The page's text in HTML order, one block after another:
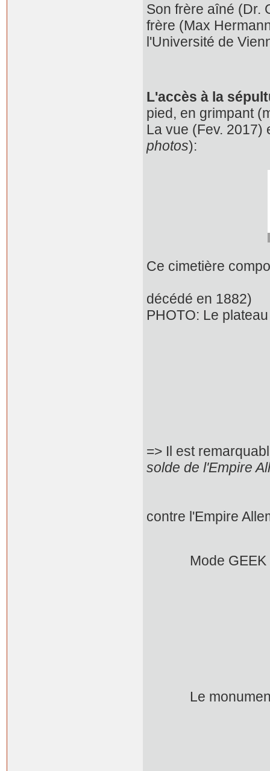
Son frère aîné (Dr.
frère (Max
l'Université de
L'accès à la
pied, en grimpant
La vue (Fev. 2017)
photos):
Ce cimetière
décédé en 1882)
PHOTO: Le
=> Il est
solde de l'Empire
contre l'Empire
Mode GEEK
Le monument